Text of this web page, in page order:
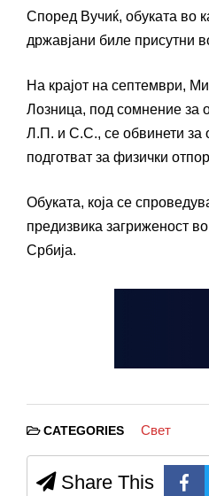
Според Вучиќ, обуката во
државјани биле присутни
На крајот на септември,
Лозница, под сомнение за
Л.П. и С.С., се обвинети за
подготват за физички
Обуката, која се
предизвика загриженост
Србија.
CATEGORIES Свет
Share This